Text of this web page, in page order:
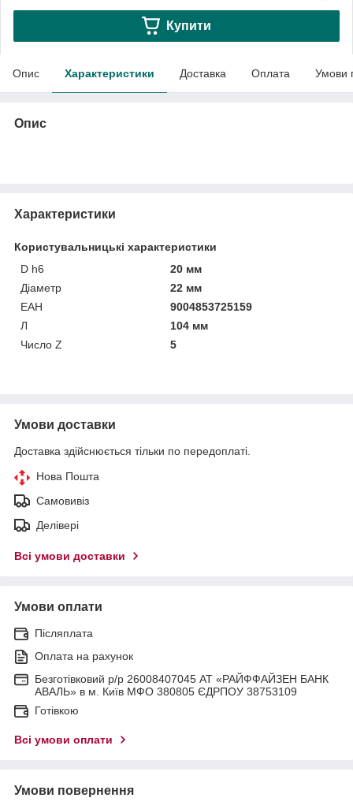
Купити
Опис Характеристики Доставка Оплата Умови
Опис
Характеристики
Користувальницькі характеристики
D h6
20 мм
Діаметр
22 мм
ЕАН
9004853725159
Л
104 мм
Число Z
5
Умови доставки
Доставка здійснюється тільки по передоплаті.
Нова Пошта
Самовивіз
Делівері
Всі умови доставки
Умови оплати
Післяплата
Оплата на рахунок
Безготівковий р/р 26008407045 АТ «РАЙФФАЙЗЕН БАНК
АВАЛЬ» в м. Київ МФО 380805 ЄДРПОУ 38753109
Готівкою
Всі умови оплати
Умови повернення